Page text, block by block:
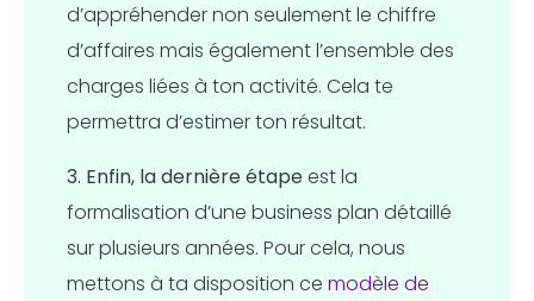
d’appréhender non seulement le chiffre
d’affaires mais également l’ensemble des
charges liées à ton activité. Cela te
permettra d’estimer ton résultat.
3. Enfin, ladernière étapeest la
formalisation d’une business plan détaillé
sur plusieurs années. Pour cela, nous
mettons à ta disposition ce modèle de